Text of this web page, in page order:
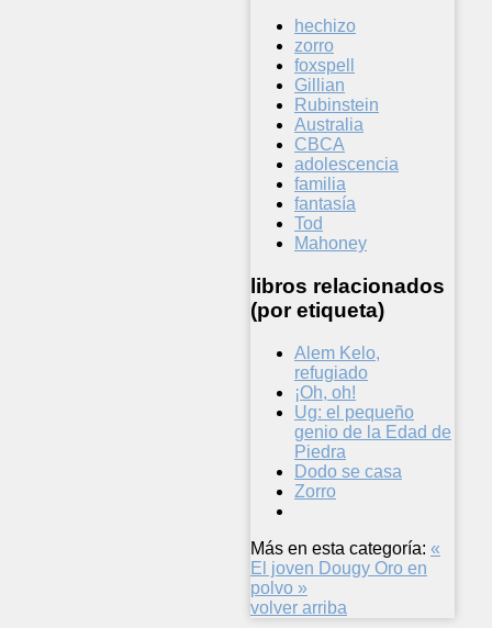
hechizo
zorro
foxspell
Gillian
Rubinstein
Australia
CBCA
adolescencia
familia
fantasía
Tod
Mahoney
libros relacionados
(por etiqueta)
Alem Kelo,
refugiado
¡Oh, oh!
Ug: el pequeño
genio de la Edad de
Piedra
Dodo se casa
Zorro
Más en esta categoría: «
El joven Dougy Oro en
polvo »
volver arriba